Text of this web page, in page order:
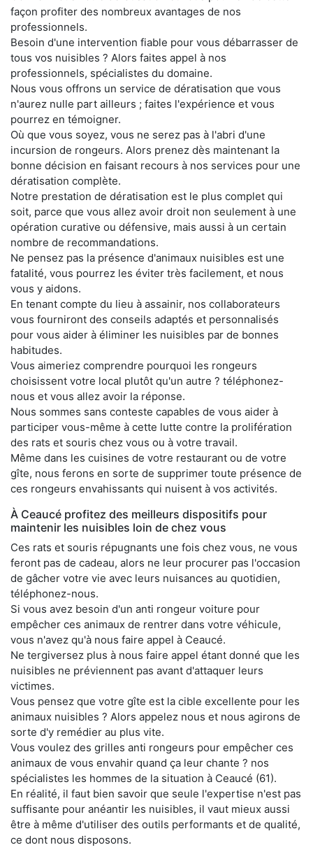
façon profiter des nombreux avantages de nos
professionnels.
Besoin d'une intervention fiable pour vous débarrasser de
tous vos nuisibles ? Alors faites appel à nos
professionnels, spécialistes du domaine.
Nous vous offrons un service de dératisation que vous
n'aurez nulle part ailleurs ; faites l'expérience et vous
pourrez en témoigner.
Où que vous soyez, vous ne serez pas à l'abri d'une
incursion de rongeurs. Alors prenez dès maintenant la
bonne décision en faisant recours à nos services pour une
dératisation complète.
Notre prestation de dératisation est le plus complet qui
soit, parce que vous allez avoir droit non seulement à une
opération curative ou défensive, mais aussi à un certain
nombre de recommandations.
Ne pensez pas la présence d'animaux nuisibles est une
fatalité, vous pourrez les éviter très facilement, et nous
vous y aidons.
En tenant compte du lieu à assainir, nos collaborateurs
vous fourniront des conseils adaptés et personnalisés
pour vous aider à éliminer les nuisibles par de bonnes
habitudes.
Vous aimeriez comprendre pourquoi les rongeurs
choisissent votre local plutôt qu'un autre ? téléphonez-
nous et vous allez avoir la réponse.
Nous sommes sans conteste capables de vous aider à
participer vous-même à cette lutte contre la prolifération
des rats et souris chez vous ou à votre travail.
Même dans les cuisines de votre restaurant ou de votre
gîte, nous ferons en sorte de supprimer toute présence de
ces rongeurs envahissants qui nuisent à vos activités.
À Ceaucé profitez des meilleurs dispositifs pour
maintenir les nuisibles loin de chez vous
Ces rats et souris répugnants une fois chez vous, ne vous
feront pas de cadeau, alors ne leur procurer pas l'occasion
de gâcher votre vie avec leurs nuisances au quotidien,
téléphonez-nous.
Si vous avez besoin d'un anti rongeur voiture pour
empêcher ces animaux de rentrer dans votre véhicule,
vous n'avez qu'à nous faire appel à Ceaucé.
Ne tergiversez plus à nous faire appel étant donné que les
nuisibles ne préviennent pas avant d'attaquer leurs
victimes.
Vous pensez que votre gîte est la cible excellente pour les
animaux nuisibles ? Alors appelez nous et nous agirons de
sorte d'y remédier au plus vite.
Vous voulez des grilles anti rongeurs pour empêcher ces
animaux de vous envahir quand ça leur chante ? nos
spécialistes les hommes de la situation à Ceaucé (61).
En réalité, il faut bien savoir que seule l'expertise n'est pas
suffisante pour anéantir les nuisibles, il vaut mieux aussi
être à même d'utiliser des outils performants et de qualité,
ce dont nous disposons.